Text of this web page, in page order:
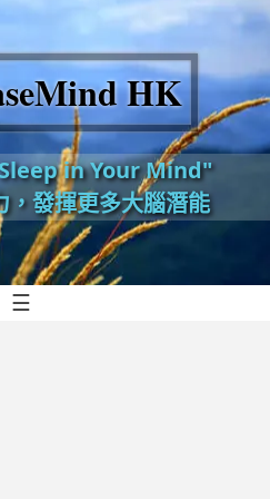
HK
in Your Mind"
，發揮更多大腦潛能
☰